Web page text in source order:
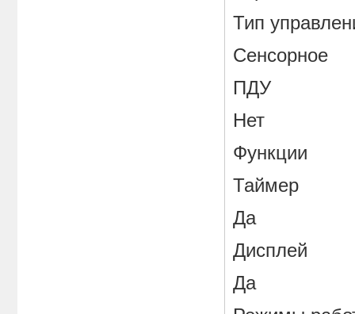
Тип
Сенсорное
ПДУ
Нет
Функции
Таймер
Да
Дисплей
Да